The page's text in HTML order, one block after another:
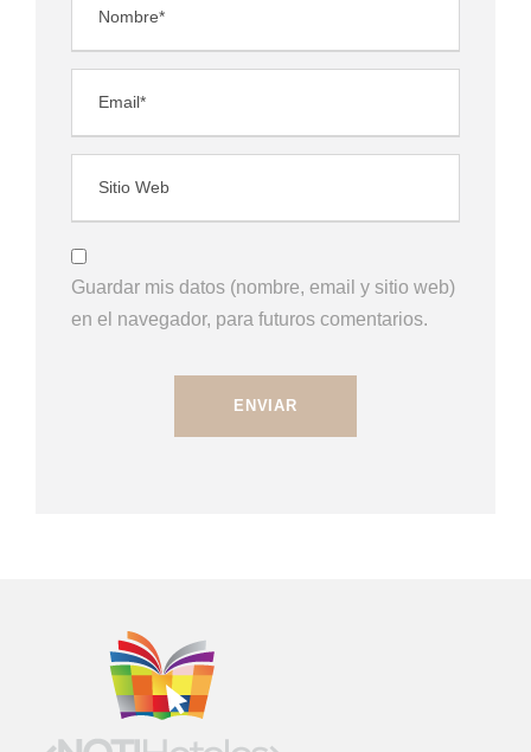
Guardar mis datos (nombre, email y sitio web)
en el navegador, para futuros comentarios.